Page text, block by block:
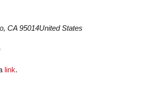
CA 95014United States
link.